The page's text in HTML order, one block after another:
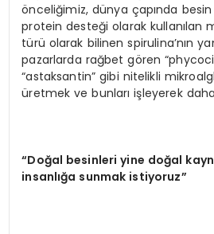
önceliğimiz, dünya çapında
protein desteği olarak kullanılan
türü olarak bilinen spirulina’nın
pazarlarda rağbet gören
“astaksantin” gibi nitelikli
üretmek ve bunları işleyerek
“Doğal besinleri yine doğal
insanlığa sunmak istiyoruz”